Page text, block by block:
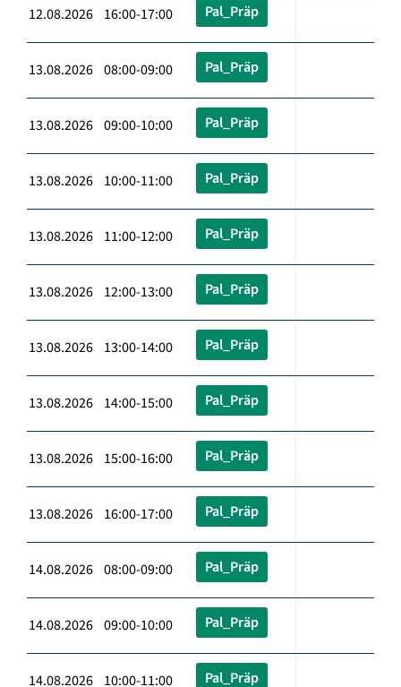
12.08.2026 16:00-17:00 Pal_Präp
13.08.2026 08:00-09:00 Pal_Präp
13.08.2026 09:00-10:00 Pal_Präp
13.08.2026 10:00-11:00 Pal_Präp
13.08.2026 11:00-12:00 Pal_Präp
13.08.2026 12:00-13:00 Pal_Präp
13.08.2026 13:00-14:00 Pal_Präp
13.08.2026 14:00-15:00 Pal_Präp
13.08.2026 15:00-16:00 Pal_Präp
13.08.2026 16:00-17:00 Pal_Präp
14.08.2026 08:00-09:00 Pal_Präp
14.08.2026 09:00-10:00 Pal_Präp
14.08.2026 10:00-11:00 Pal_Präp